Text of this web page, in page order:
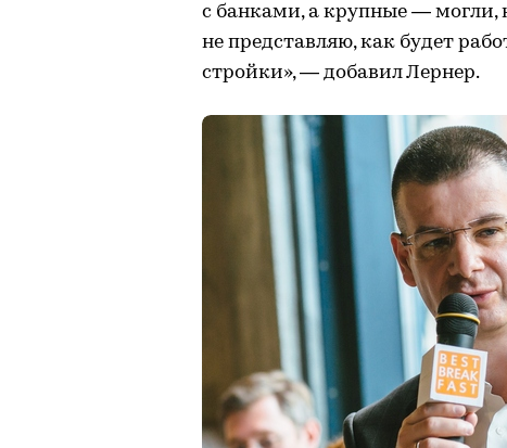
с банками, а крупные — могли,
не представляю, как будет
стройки», — добавил Лернер.